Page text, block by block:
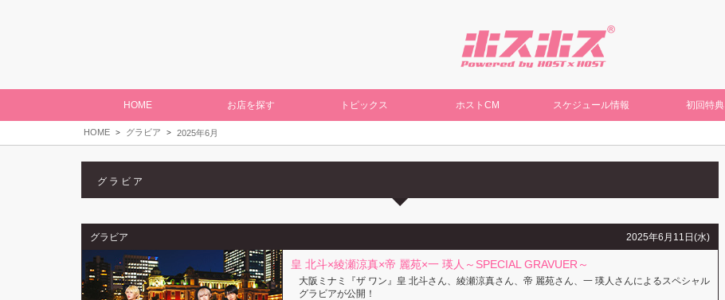
HOME お店を探す トピックス ホストCM スケジュール情報 初回特典
HOME グラビア 2025年6月
グラビア
グラビア 2025年6月11日(水)
皇 北斗×綾瀬涼真×帝 麗苑×一 瑛人～SPECIAL GRAVUER～
大阪ミナミ『ザ ワン』皇 北斗さん、綾瀬涼真さん、帝 麗苑さん、一 瑛人さんによるスペシャル
グラビアが公開！